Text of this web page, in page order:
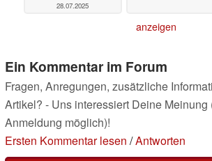
28.07.2025
anzeigen
Ein Kommentar im Forum
Fragen, Anregungen, zusätzliche
Artikel? - Uns interessiert Deine Meinung
Anmeldung möglich)!
Ersten Kommentar lesen /Antworten